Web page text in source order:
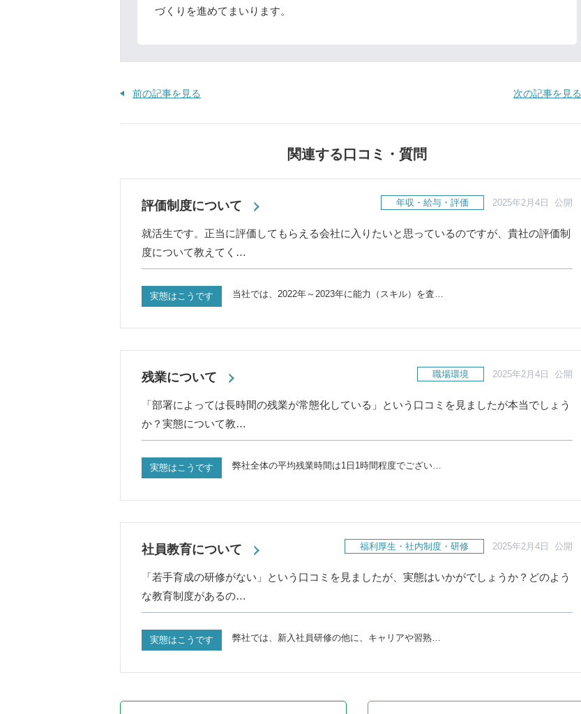
づくりを進めてまいります。
前の記事を見る 次の記事を見る
関連する口コミ・質問
評価制度について 年収・給与・評価 2025年2月4日 公開
就活生です。正当に評価してもらえる会社に入りたいと思っているのですが、貴社の評価制
度について教えてく…
実態はこうです 当社では、2022年～2023年に能力（スキル）を査…
残業について 職場環境 2025年2月4日 公開
「部署によっては長時間の残業が常態化している」という口コミを見ましたが本当でしょう
か？実態について教…
実態はこうです 弊社全体の平均残業時間は1日1時間程度でござい…
社員教育について 福利厚生・社内制度・研修 2025年2月4日 公開
「若手育成の研修がない」という口コミを見ましたが、実態はいかがでしょうか？どのよう
な教育制度があるの…
実態はこうです 弊社では、新入社員研修の他に、キャリアや習熟…